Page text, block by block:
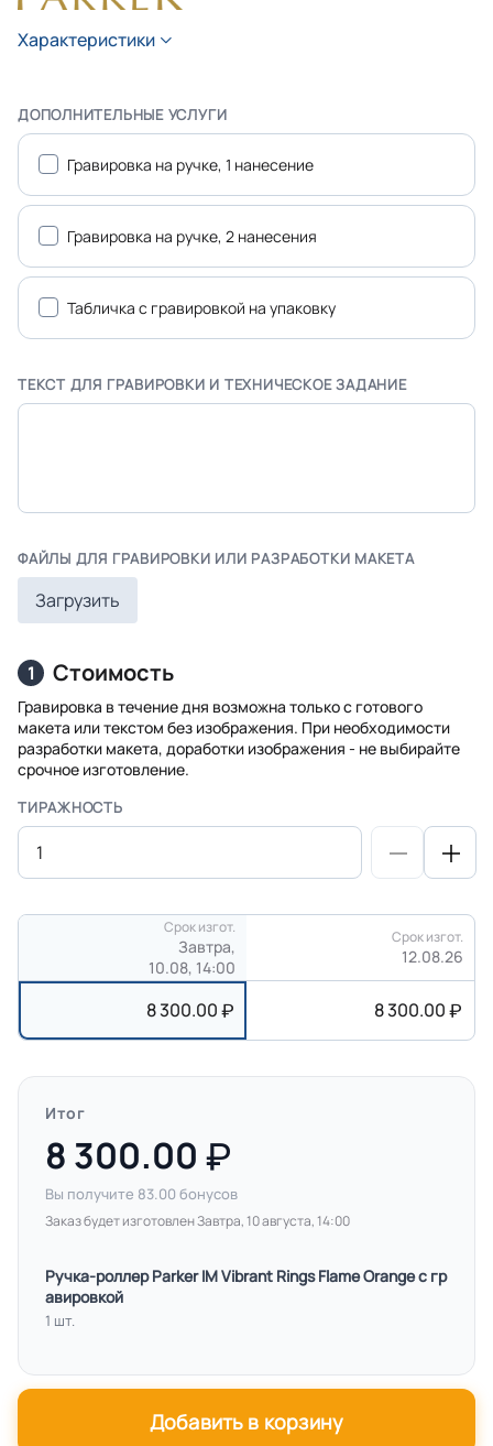
Характеристики
ДОПОЛНИТЕЛЬНЫЕ УСЛУГИ
Гравировка на ручке, 1 нанесение
Гравировка на ручке, 2 нанесения
Табличка с гравировкой на упаковку
ТЕКСТ ДЛЯ ГРАВИРОВКИ И ТЕХНИЧЕСКОЕ ЗАДАНИЕ
ФАЙЛЫ ДЛЯ ГРАВИРОВКИ ИЛИ РАЗРАБОТКИ МАКЕТА
Загрузить
1 Стоимость
Гравировка в течение дня возможна только с готового
макета или текстом без изображения. При необходимости
разработки макета, доработки изображения - не выбирайте
срочное изготовление.
ТИРАЖНОСТЬ
Срок изгот.
Завтра,
10.08, 14:00
Срок изгот.
12.08.26
8 300.00 8 300.00
Итог
8 300.00
Вы получите 83.00 бонусов
Заказ будет изготовлен Завтра, 10 августа, 14:00
Ручка-роллер Parker IM Vibrant Rings Flame Orange с гр
авировкой
1 шт.
Добавить в корзину